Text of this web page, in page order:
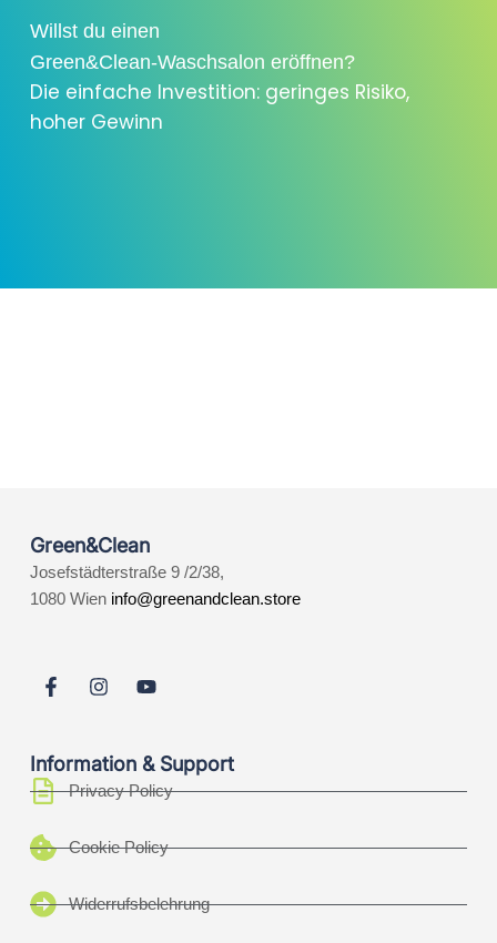
Willst du einen
Green&Clean-Waschsalon eröffnen?
Die einfache Investition: geringes Risiko,
hoher Gewinn
Green&Clean
Josefstädterstraße 9 /2/38,
1080 Wien info@greenandclean.store
Information & Support
Privacy Policy
Cookie Policy
Widerrufsbelehrung